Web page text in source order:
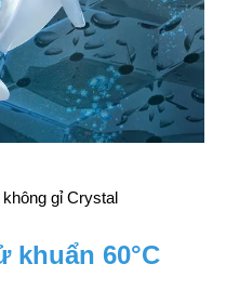
gỉ Crystal
khuẩn 60°C